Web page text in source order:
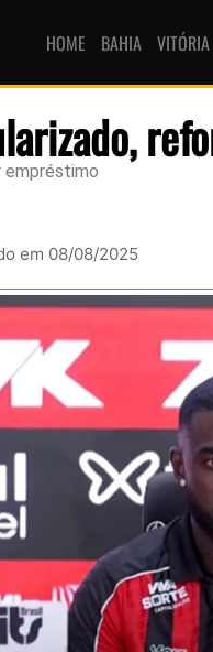
HOME BAHIA VITÓRIA
empréstimo
em 08/08/2025